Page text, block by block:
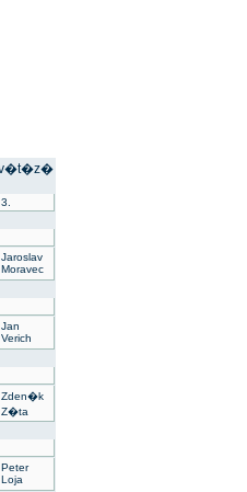
v�t�z�
3.
Jaroslav
Moravec
Jan
Verich
Zden�k
Z�ta
Peter
Loja